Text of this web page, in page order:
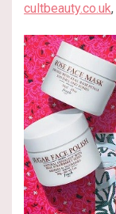
cultbeauty.co.uk,